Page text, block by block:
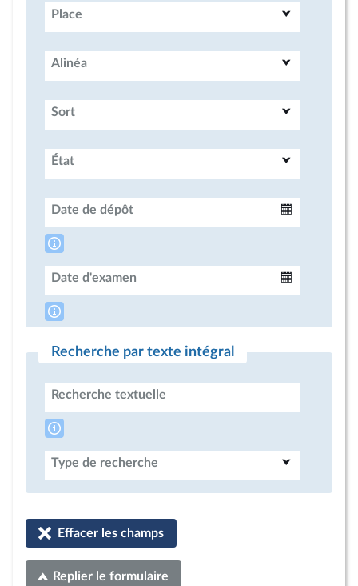
Place
Alinéa
Sort
État
Date de dépôt
Date d'examen
Recherche par texte intégral
Recherche textuelle
Type de recherche
Effacer les champs
Replier le formulaire